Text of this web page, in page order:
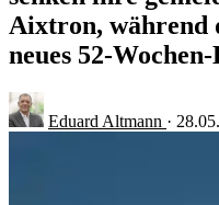
Aixtron, während
neues 52-
Eduard Altmann ·